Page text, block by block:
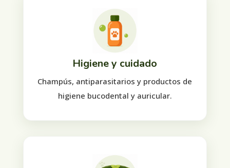
Higiene y cuidado
Champús, antiparasitarios y productos de
higiene bucodental y auricular.